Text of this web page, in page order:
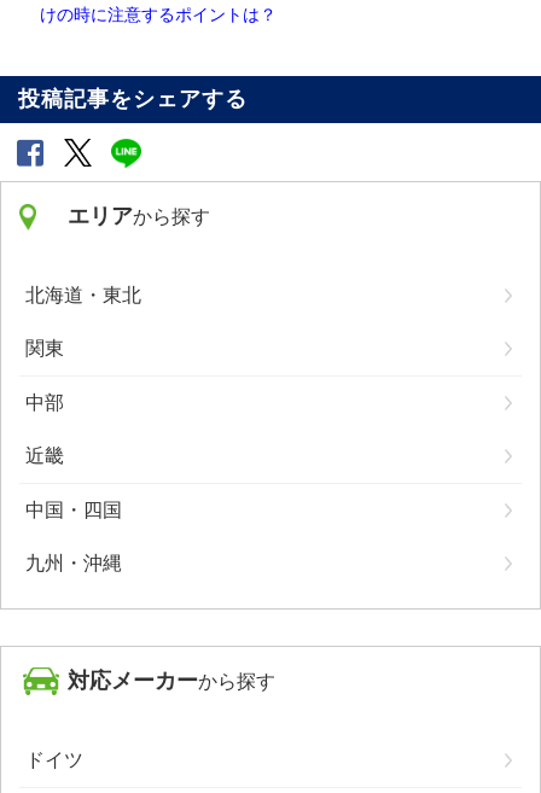
けの時に注意するポイントは？
投稿記事をシェアする
エリアから探す
北海道・東北
関東
中部
近畿
中国・四国
九州・沖縄
対応メーカーから探す
ドイツ